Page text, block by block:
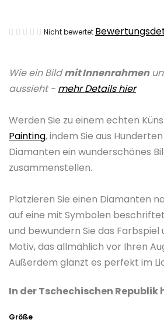
Wie ein Bildmit Innenrahmen
aussieht - mehr Details hier
Werden Sie zu einem echten
Painting, indem Sie aus
Diamanten ein wunderschönes
zusammenstellen.
Platzieren Sie einen Diamanten
auf eine mit Symbolen
und bewundern Sie das
Motiv, das allmählich vor Ihren
Außerdem glänzt es perfekt im
In der Tschechischen
Größe
Die
ist
0,0
5
Sternen.
Nicht bewertet